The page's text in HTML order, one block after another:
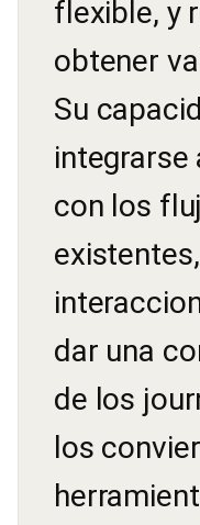
flexible, y
obtener
Su
con los
dar una
de los
los